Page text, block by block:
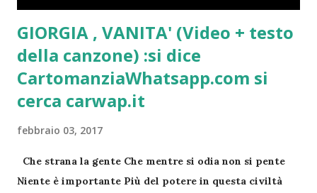
GIORGIA , VANITA' (Video + testo
della canzone) :si dice
CartomanziaWhatsapp.com si
cerca carwap.it
febbraio 03, 2017
Che strana la gente Che mentre si odia non si pente
Niente è importante Più del potere in questa civiltà